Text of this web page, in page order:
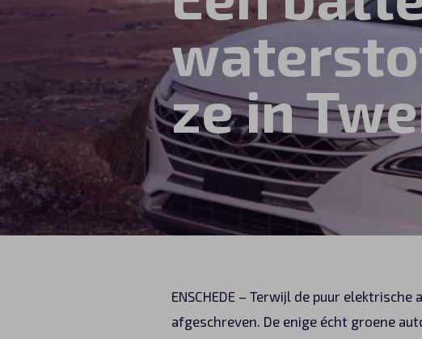
ze in
ENSCHEDE – Terwijl de puur
afgeschreven. De enige écht groene
Over ons
Contact